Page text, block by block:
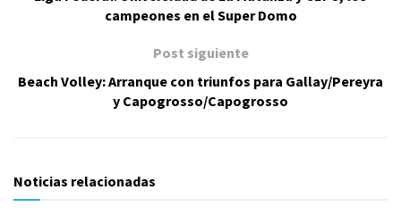
campeones en el Super Domo
Post siguiente
Beach Volley: Arranque con triunfos para Gallay/Pereyra
y Capogrosso/Capogrosso
Noticias relacionadas